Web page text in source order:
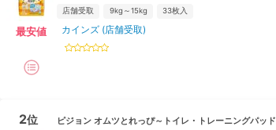
最安値
店舗受取 9kg～15kg 33枚入
カインズ (店舗受取)
2位 ピジョン オムツとれっぴ～トイレ・トレーニングパッド